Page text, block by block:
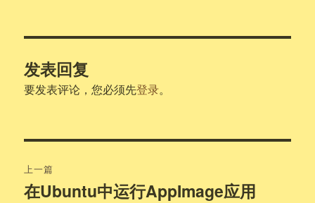
发表回复
要发表评论，您必须先登录。
章
上一篇
上
在Ubuntu中运行AppImage应用